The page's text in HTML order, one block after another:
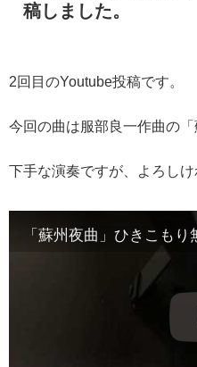
稿しました。
2回目のYoutube投稿です。
今回の曲は服部良一作曲の「
下手な演奏ですが、よろしけ
「蘇州夜曲」ひきこも